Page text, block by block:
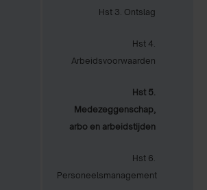
Hst 3. Ontslag
Hst 4.
Arbeidsvoorwaarden
Hst 5.
Medezeggenschap,
arbo en arbeidstijden
Hst 6.
Personeelsmanagement